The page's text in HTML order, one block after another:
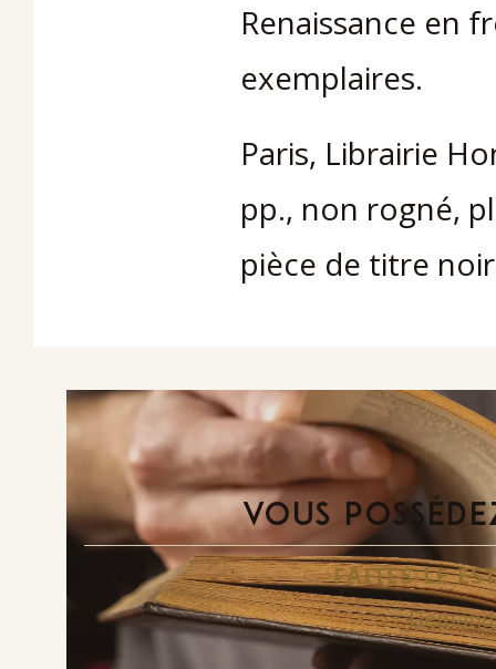
Renaissance en
exemplaires.
Paris, Librairie
pp., non rogné,
pièce de titre
VOUS
FAITES-LE